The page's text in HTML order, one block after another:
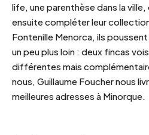
life, une parenthèse dans la ville,
ensuite compléter leur
Fontenille Menorca, ils
un peu plus loin : deux fincas
différentes mais
nous, Guillaume Foucher nous
meilleures adresses à Minorque.